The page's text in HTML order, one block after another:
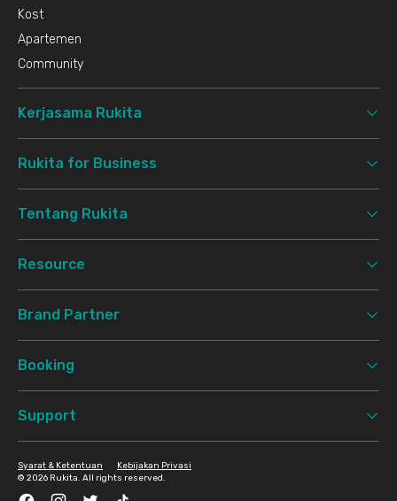
Kost
Apartemen
Community
Kerjasama Rukita
Rukita for Business
Tentang Rukita
Resource
Brand Partner
Booking
Support
© 2026 Rukita. All rights reserved.
Syarat & Ketentuan Kebijakan Privasi
FacebookInstagramTwitter TikTok